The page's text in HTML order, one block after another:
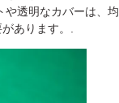
や透明なカバーは、均
あります。.